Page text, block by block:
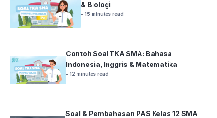
& Biologi
• 15 minutes read
Contoh Soal TKA SMA: Bahasa
Indonesia, Inggris & Matematika
• 12 minutes read
Soal & Pembahasan PAS Kelas 12 SMA